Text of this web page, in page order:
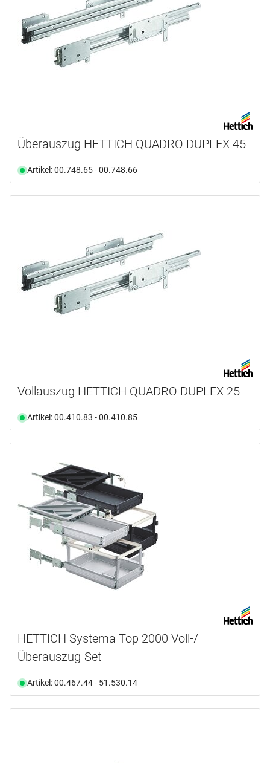
Überauszug HETTICH QUADRO DUPLEX 45
Artikel: 00.748.65 - 00.748.66
Vollauszug HETTICH QUADRO DUPLEX 25
Artikel: 00.410.83 - 00.410.85
HETTICH Systema Top 2000 Voll-/
Überauszug-Set
Artikel: 00.467.44 - 51.530.14